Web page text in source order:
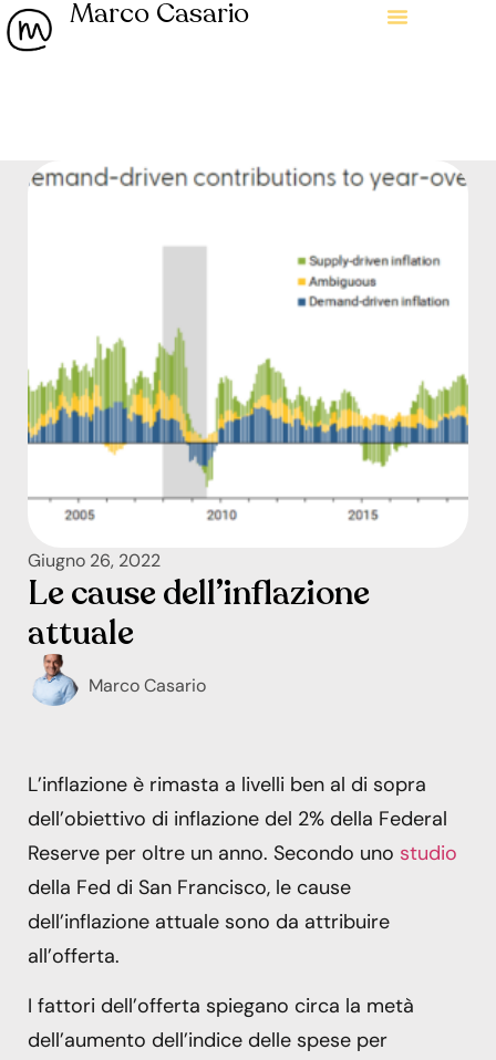
Marco Casario
Giugno 26, 2022
Le cause dell’inflazione
attuale
Marco Casario
L’inflazione è rimasta a livelli ben al di sopra
dell’obiettivo di inflazione del 2% della Federal
Reserve per oltre un anno. Secondo uno studio
della Fed di San Francisco, le cause
dell’inflazione attuale sono da attribuire
all’offerta.
I fattori dell’offerta spiegano circa la metà
dell’aumento dell’indice delle spese per